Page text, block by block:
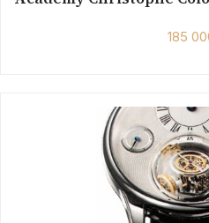
185